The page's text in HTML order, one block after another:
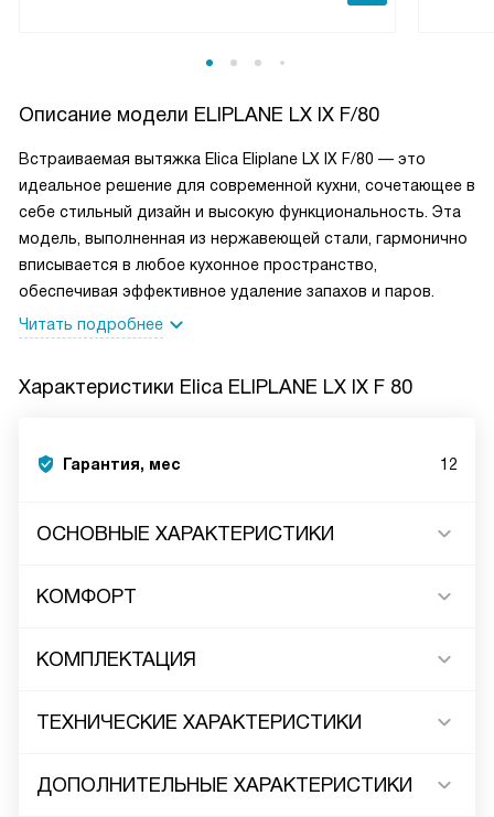
Описание модели ELIPLANE LX IX F/80
Встраиваемая вытяжка Elica Eliplane LX IX F/80 — это
идеальное решение для современной кухни, сочетающее в
себе стильный дизайн и высокую функциональность. Эта
модель, выполненная из нержавеющей стали, гармонично
вписывается в любое кухонное пространство,
обеспечивая эффективное удаление запахов и паров.
Читать подробнее
Характеристики Elica ELIPLANE LX IX F 80
Гарантия, мес 12
ОСНОВНЫЕ ХАРАКТЕРИСТИКИ
КОМФОРТ
КОМПЛЕКТАЦИЯ
ТЕХНИЧЕСКИЕ ХАРАКТЕРИСТИКИ
ДОПОЛНИТЕЛЬНЫЕ ХАРАКТЕРИСТИКИ